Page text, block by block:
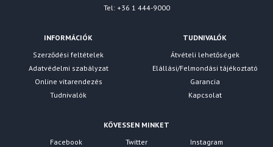
Tel: +36 1 444-9000
INFORMÁCIÓK
Szerződési feltételek
Adatvédelmi szabályzat
Online vitarendezés
Tudnivalók
TUDNIVALÓK
Átvételi lehetőségek
Elállási/Felmondási tájékoztató
Garancia
Kapcsolat
KÖVESSEN MINKET
Facebook
Twitter Instagram